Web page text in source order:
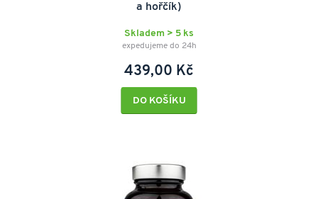
a hořčík)
Skladem > 5 ks
expedujeme do 24h
439,00 Kč
DO KOŠÍKU